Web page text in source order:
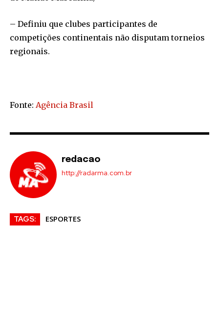
– Definiu que clubes participantes de
competições continentais não disputam torneios
regionais.
Fonte: Agência Brasil
redacao
http://radarma.com.br
TAGS: ESPORTES